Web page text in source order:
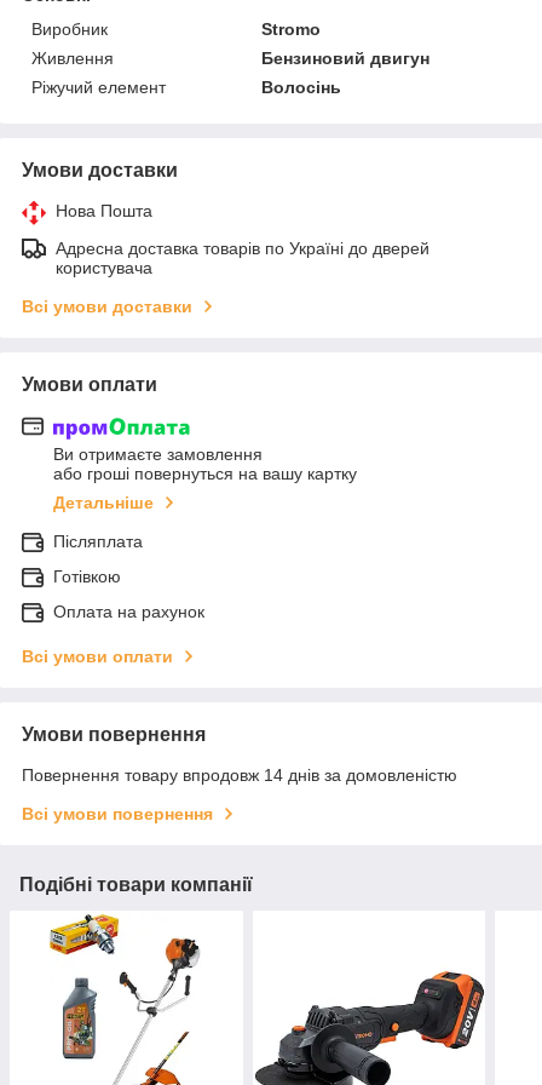
Виробник
Stromo
Живлення
Бензиновий двигун
Ріжучий елемент
Волосінь
Умови доставки
Нова Пошта
Адресна доставка товарів по Україні до дверей
користувача
Всі умови доставки
Умови оплати
Ви отримаєте замовлення
або гроші повернуться на вашу картку
Детальніше
Післяплата
Готівкою
Оплата на рахунок
Всі умови оплати
Умови повернення
Повернення товару впродовж 14 днів за домовленістю
Всі умови повернення
Подібні товари компанії